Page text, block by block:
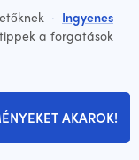
· Ingyenes
a forgatások
AKAROK!